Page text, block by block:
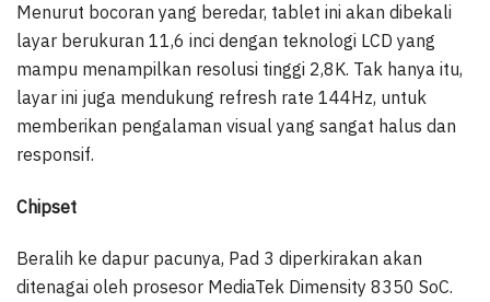
Menurut bocoran yang beredar, tablet ini akan dibekali
layar berukuran 11,6 inci dengan teknologi LCD yang
mampu menampilkan resolusi tinggi 2,8K. Tak hanya itu,
layar ini juga mendukung refresh rate 144Hz, untuk
memberikan pengalaman visual yang sangat halus dan
responsif.
Chipset
Beralih ke dapur pacunya, Pad 3 diperkirakan akan
ditenagai oleh prosesor MediaTek Dimensity 8350 SoC.